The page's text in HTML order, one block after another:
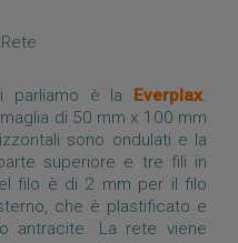
parliamo è la Everplax
di 50 mm x 100 mm
sono ondulati e la
superiore e tre fili in
filo è di 2 mm per il filo
che è plastificato e
antracite. La rete viene